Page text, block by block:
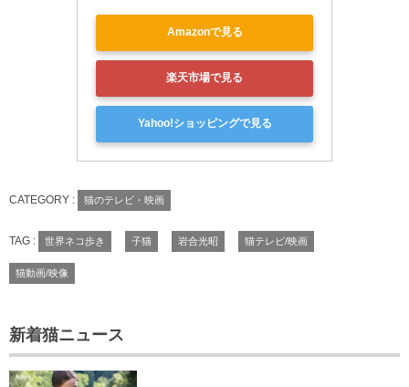
Amazonで見る
楽天市場で見る
Yahoo!ショッピングで見る
CATEGORY : 猫のテレビ・映画
TAG : 世界ネコ歩き 子猫 岩合光昭 猫テレビ/映画
猫動画/映像
新着猫ニュース